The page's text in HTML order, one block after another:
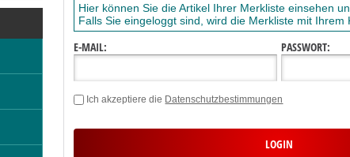
Hier können Sie die Artikel Ihrer Merkliste einsehen
Falls Sie eingeloggt sind, wird die Merkliste mit
E-MAIL: PASSWORT:
Ich akzeptiere die Datenschutzbestimmungen